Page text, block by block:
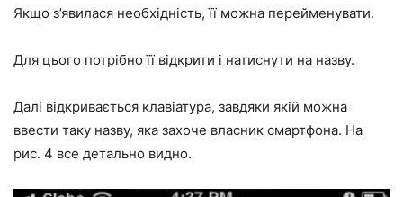
Якщо з’явилася необхідність, її можна перейменувати.
Для цього потрібно її відкрити і натиснути на назву.
Далі відкривається клавіатура, завдяки якій можна
ввести таку назву, яка захоче власник смартфона. На
рис. 4 все детально видно.